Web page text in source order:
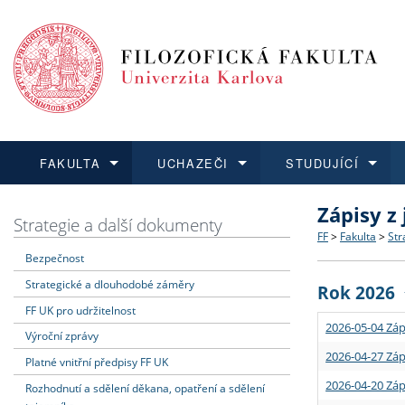
FAKULTA
Dozvědět se více
Struktura
Strategie
Podpora
UCHAZEČI
Podat přihlášku
Co
Učitelské
STUDUJÍCÍ
Dozvědět se více
Rigorózní
Dozvědět se více
O vědě a
Granty a
Dozvědět se více
Aktuální
Strategie a další dokumenty
Bezpečnost
Strategické a dlouhodobé záměry
FF UK pro udržitelnost
Výroční zprávy
Platné vnitřní předpisy FF UK
Rozhodnutí a sdělení děkana, opatření a sdělení
Zápisy
FF > Fakulta >
Rok 2026
2026-05-04
2026-04-27
2026-04-20